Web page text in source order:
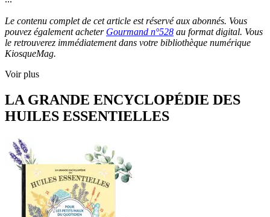
Le contenu complet de cet article est réservé aux abonnés. Vous
pouvez également acheter Gourmand n°528 au format digital. Vous
le retrouverez immédiatement dans votre bibliothèque numérique
KiosqueMag.
Voir plus
LA GRANDE ENCYCLOPÉDIE DES
HUILES ESSENTIELLES